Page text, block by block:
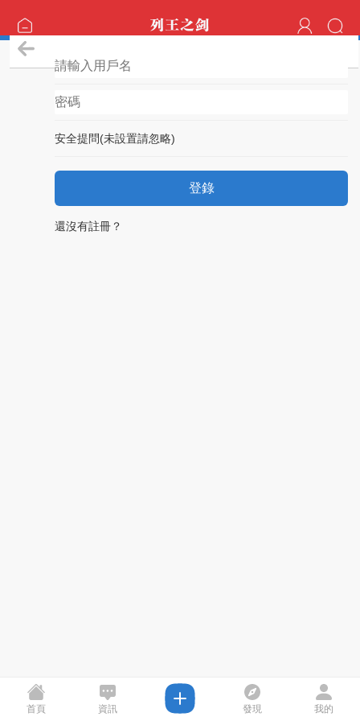
安全提問(未設置請忽略)
登錄
還沒有註冊？
首頁 資訊 發現 我的